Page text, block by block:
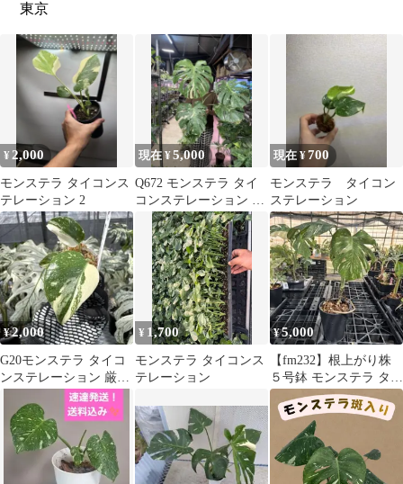
東京
¥ 2,000
モンステラ タイコンス
テレーション 2
現在 ¥5,000
Q672 モンステラ タイ
コンステレーション 斑
入り
現在 ¥700
モンステラ タイコン
ステレーション
¥2,000
G20モンステラ タイコ
ンステレーション 厳選
斑入り ２寸ポリポッ
ト ネコポス
¥ 1,700
モンステラ タイコンス
テレーション
¥5,000
【fm232】根上がり株
５号鉢 モンステラ タイ
コンステレーション